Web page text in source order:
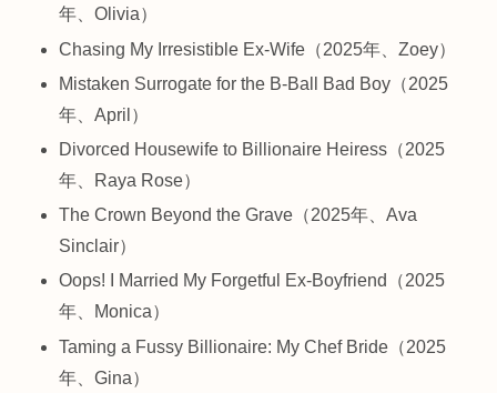
年、Olivia）
Chasing My Irresistible Ex-Wife（2025年、Zoey）
Mistaken Surrogate for the B-Ball Bad Boy（2025
年、April）
Divorced Housewife to Billionaire Heiress（2025
年、Raya Rose）
The Crown Beyond the Grave（2025年、Ava
Sinclair）
Oops! I Married My Forgetful Ex-Boyfriend（2025
年、Monica）
Taming a Fussy Billionaire: My Chef Bride（2025
年、Gina）